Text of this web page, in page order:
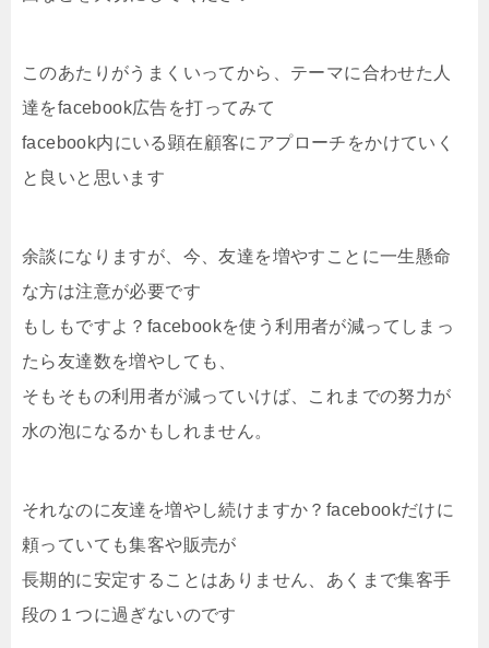
このあたりがうまくいってから、テーマに合わせた人
達をfacebook広告を打ってみて
facebook内にいる顕在顧客にアプローチをかけていく
と良いと思います
余談になりますが、今、友達を増やすことに一生懸命
な方は注意が必要です
もしもですよ？facebookを使う利用者が減ってしまっ
たら友達数を増やしても、
そもそもの利用者が減っていけば、これまでの努力が
水の泡になるかもしれません。
それなのに友達を増やし続けますか？facebookだけに
頼っていても集客や販売が
長期的に安定することはありません、あくまで集客手
段の１つに過ぎないのです